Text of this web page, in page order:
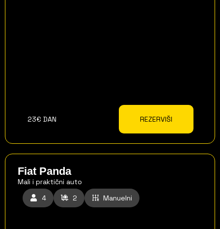
23€ DAN REZERVIŠI
Fiat Panda
Mali i praktični auto
4
2 Manuelni